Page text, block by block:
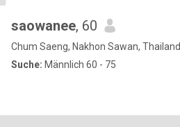
saowanee, 60
Chum Saeng, Nakhon Sawan, Thailand
Suche: Männlich 60 - 75